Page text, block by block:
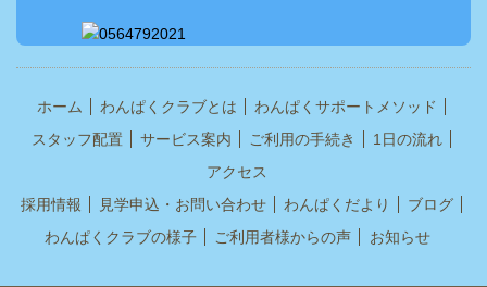
ホーム わんぱくクラブとは
わんぱくサポートメソッド
スタッフ配置
サービス案内 ご利用の手続き
1日の流れ
アクセス
採用情報
見学申込・お問い合わせ わんぱくだより
ブログ
わんぱくクラブの様子
ご利用者様からの声 お知らせ